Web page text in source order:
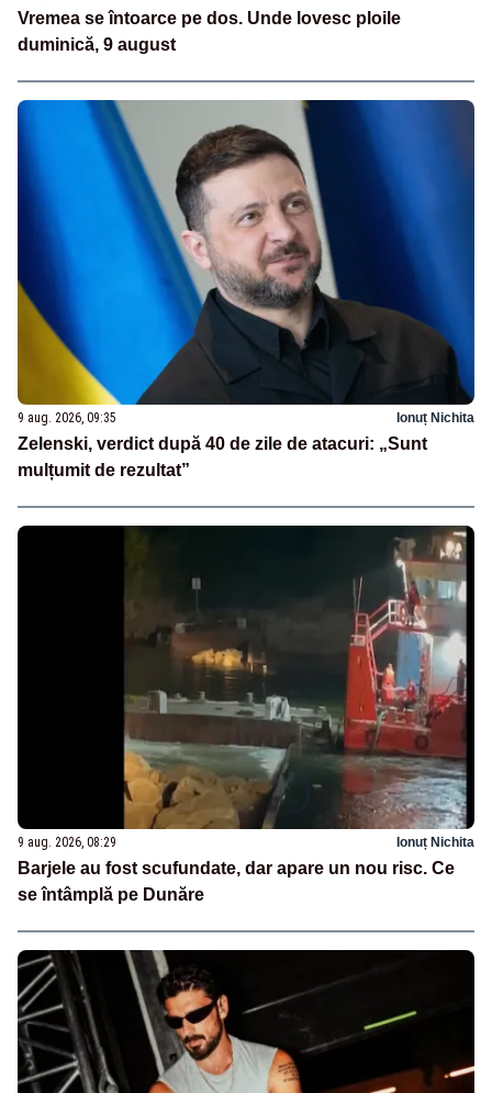
Vremea se întoarce pe dos. Unde lovesc ploile
duminică, 9 august
9 aug. 2026, 09:35 Ionuț Nichita
Zelenski, verdict după 40 de zile de atacuri: „Sunt
mulțumit de rezultat”
9 aug. 2026, 08:29 Ionuț Nichita
Barjele au fost scufundate, dar apare un nou risc. Ce
se întâmplă pe Dunăre